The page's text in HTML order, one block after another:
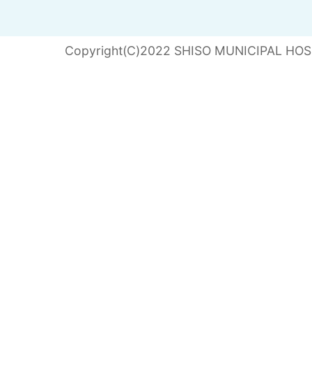
Copyright(C)2022 SHISO MUNICIPAL